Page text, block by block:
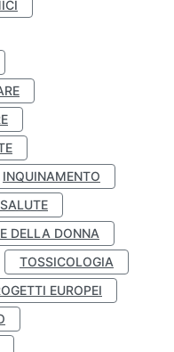
INQUINAMENTO
DELLA DONNA
TOSSICOLOGIA
EUROPEI